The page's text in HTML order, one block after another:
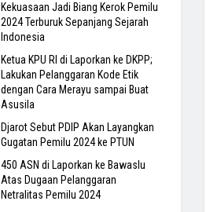
Kekuasaan Jadi Biang Kerok Pemilu
2024 Terburuk Sepanjang Sejarah
Indonesia
Ketua KPU RI di Laporkan ke DKPP;
Lakukan Pelanggaran Kode Etik
dengan Cara Merayu sampai Buat
Asusila
Djarot Sebut PDIP Akan Layangkan
Gugatan Pemilu 2024 ke PTUN
450 ASN di Laporkan ke Bawaslu
Atas Dugaan Pelanggaran
Netralitas Pemilu 2024